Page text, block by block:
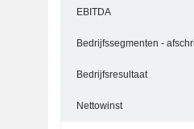
EBITDA
Bedrijfsresultaat
Nettowinst